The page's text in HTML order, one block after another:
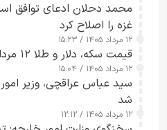
محمد دحلان ادعای توافق
غزه را اصلاح کرد
۱۲ مرداد ۱۴۰۵ / ۱۵:۲۳
قیمت سکه، دلار و طلا ۱۲ مرداد+ جدول
۱۲ مرداد ۱۴۰۵ / ۱۵:۰۴
سید عباس عراقچی، وزیر
شد
۱۲ مرداد ۱۴۰۵ / ۱۲:۱۲